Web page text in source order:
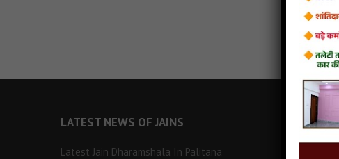
LATEST NEWS OF JAINS
Latest Jain Dharamshala In Palitana